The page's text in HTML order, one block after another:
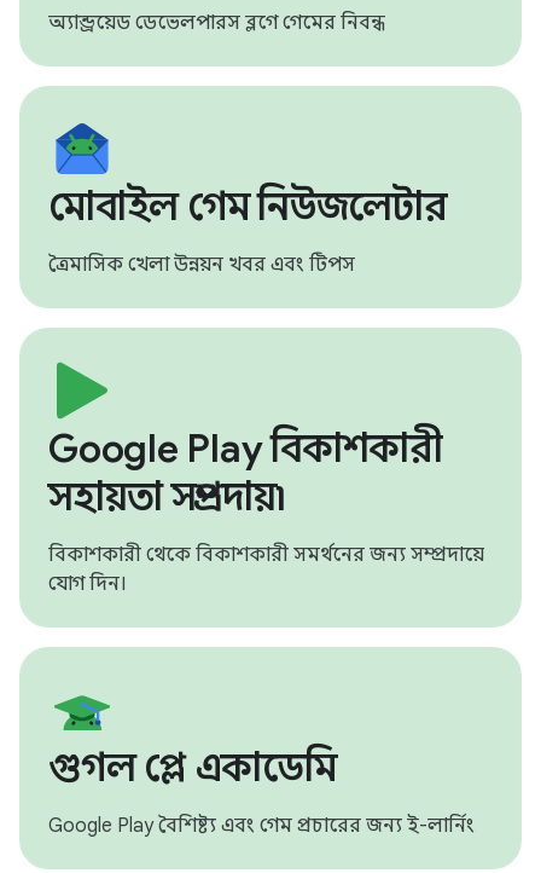
অ্যান্ড্রয়েড ডেভেলপারস ব্লগে গেমের নিবন্ধ
মোবাইল গেম নিউজলেটার
ত্রৈমাসিক খেলা উন্নয়ন খবর এবং টিপস
Google Play বিকাশকারী
সহায়তা সম্প্রদায়৷
বিকাশকারী থেকে বিকাশকারী সমর্থনের জন্য সম্প্রদায়ে
যোগ দিন।
গুগল প্লে একাডেমি
Google Play বৈশিষ্ট্য এবং গেম প্রচারের জন্য ই-লার্নিং